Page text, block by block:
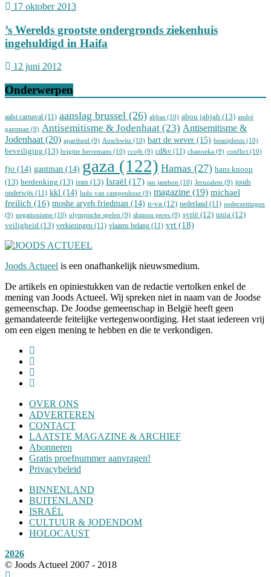
17 oktober 2013
’s Werelds grootste ondergronds ziekenhuis
ingehuldigd in Haifa
12 juni 2012
Onderwerpen
aalst carnaval (11) aanslag brussel (26) abbas (10) abou jahjah (13) andré
gantman (9) Antisemitisme & Jodenhaat (23) Antisemitisme &
Jodenhaat (20) apartheid (9) Auschwitz (10) bart de wever (15) besnijdenis (10)
beveiliging (13) brigitte herremans (10) ccojb (9) cd&v (11) chanoeka (9) conflict (10)
fjo (14) gantman (14) gaza (122) Hamas (27) hans knoop
(13) herdenking (13) iran (13) Israël (17) jan jambon (10) Jeruzalem (9) joods
onderwijs (11) kkl (14) ludo van campenhout (9) magazine (19) michael
freilich (16) moshe aryeh friedman (14) n-va (12) nederland (11) nederzettingen
(9) negationisme (10) olympische spelen (9) shimon peres (9) syrië (12) unia (12)
veiligheid (13) verkiezingen (11) vlaams belang (11) vrt (18)
Joods Actueel is een onafhankelijk nieuwsmedium.
De artikels en opiniestukken van de redactie vertolken enkel de
mening van Joods Actueel. Wij spreken niet in naam van de Joodse
gemeenschap. De Joodse gemeenschap in België heeft geen
gemandateerde feitelijke vertegenwoordiging. Het staat iedereen vrij
om een eigen mening te hebben en die te verkondigen.
OVER ONS
ADVERTEREN
CONTACT
LAATSTE MAGAZINE & ARCHIEF
Abonneren
Gratis proefnummer aanvragen!
Privacybeleid
BINNENLAND
BUITENLAND
ISRAËL
CULTUUR & JODENDOM
HOLOCAUST
2026
© Joods Actueel 2007 - 2018